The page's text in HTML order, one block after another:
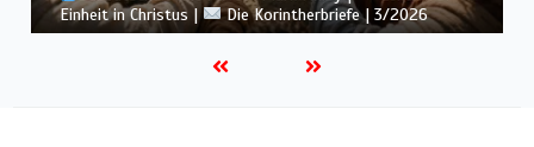
Botschaft vom Kreuz |
Die Korintherbriefe | 3/2026